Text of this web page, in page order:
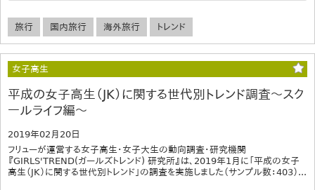
旅行 国内旅行 海外旅行 トレンド
女子高生
平成の女子高生（JK）に関する世代別トレンド調査～スク
ールライフ編～
2019年02月20日
フリューが運営する女子高生・女子大生の動向調査・研究機関
『GIRLS'TREND(ガールズトレンド) 研究所』は、2019年1月に「平成の女子
高生（JK）に関する世代別トレンド」の調査を実施しました（サンプル数：403）...